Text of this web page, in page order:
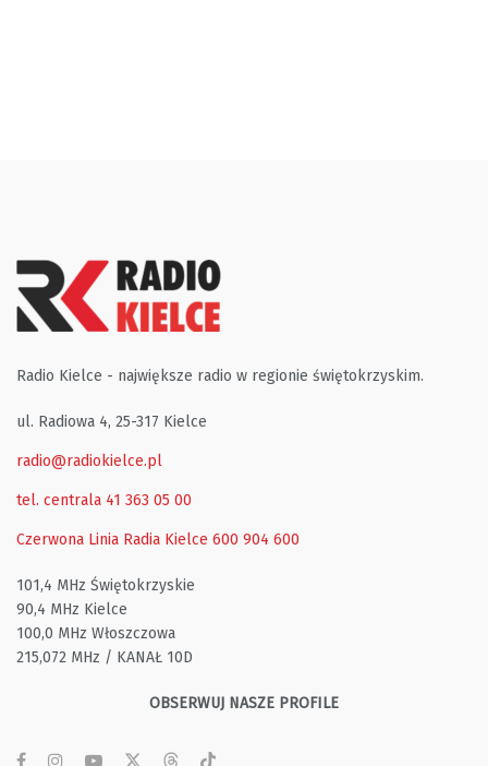
Radio Kielce - największe radio w regionie świętokrzyskim.
ul. Radiowa 4, 25-317 Kielce
radio@radiokielce.pl
tel. centrala 41 363 05 00
Czerwona Linia Radia Kielce 600 904 600
101,4 MHz Świętokrzyskie
90,4 MHz Kielce
100,0 MHz Włoszczowa
215,072 MHz / KANAŁ 10D
OBSERWUJ NASZE PROFILE